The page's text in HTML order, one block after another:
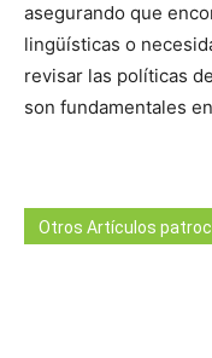
asegurando que
lingüísticas o
revisar las políticas
son fundamentales
Otros Artículos